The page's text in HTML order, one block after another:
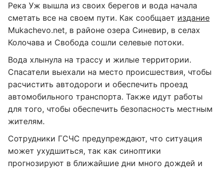
Река Уж вышла из своих берегов и вода начала
сметать все на своем пути. Как сообщает издание
Mukachevo.net, в районе озера Синевир, в селах
Колочава и Свобода сошли селевые потоки.
Вода хлынула на трассу и жилые территории.
Спасатели выехали на место происшествия, чтобы
расчистить автодороги и обеспечить проезд
автомобильного транспорта. Также идут работы
для того, чтобы обеспечить безопасность местным
жителям.
Сотрудники ГСЧС предупреждают, что ситуация
может ухудшиться, так как синоптики
прогнозируют в ближайшие дни много дождей и